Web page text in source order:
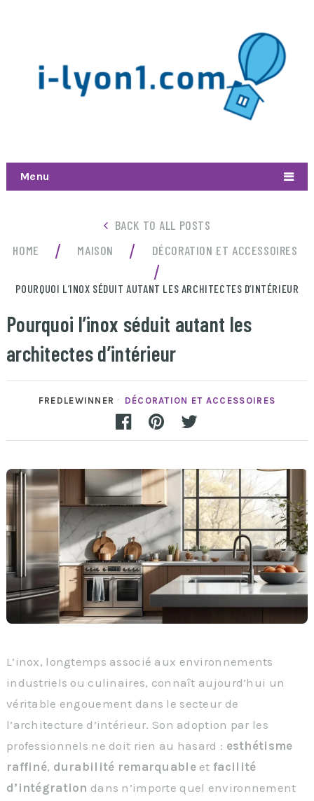
Menu
BACK TO ALL POSTS
HOME
/ MAISON / DÉCORATION ET ACCESSOIRES
/
POURQUOI L’INOX SÉDUIT AUTANT LES ARCHITECTES D’INTÉRIEUR
Pourquoi l’inox séduit autant les
architectes d’intérieur
FREDLEWINNER DÉCORATION ET ACCESSOIRES
L’inox, longtemps associé aux environnements
industriels ou culinaires, connaît aujourd’hui un
véritable engouement dans le secteur de
l’architecture d’intérieur. Son adoption par les
professionnels ne doit rien au hasard : esthétisme
raffiné, durabilité remarquableet facilité
d’intégration dans n’importe quel environnement